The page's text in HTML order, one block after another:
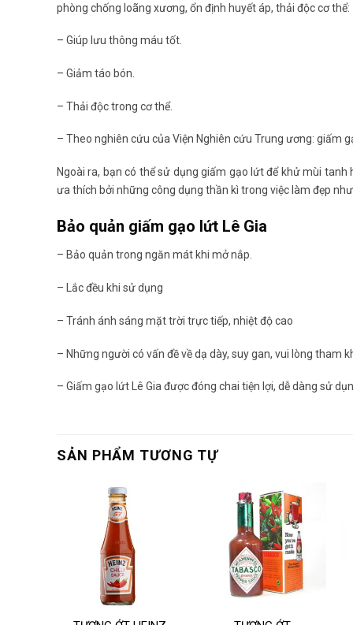
phòng chống loãng xương, ổn định huyết áp, thải độc cơ thể:
– Giúp lưu thông máu tốt.
– Giảm táo bón.
– Thải độc trong cơ thể.
– Theo nghiên cứu của Viện Nghiên cứu Trung ương: giấm
Ngoài ra, bạn có thể sử dụng giấm gạo lứt để khử mùi
ưa thích bởi những công dụng thần kì trong việc làm đẹp
Bảo quản giấm gạo lứt Lê Gia
– Bảo quản trong ngăn mát khi mở nắp.
– Lắc đều khi sử dụng
– Tránh ánh sáng mặt trời trực tiếp, nhiệt độ cao
– Những người có vấn đề về dạ dày, suy gan, vui lòng tham
– Giấm gạo lứt Lê Gia được đóng chai tiện lợi, dễ dàng sử
SẢN PHẨM TƯƠNG TỰ